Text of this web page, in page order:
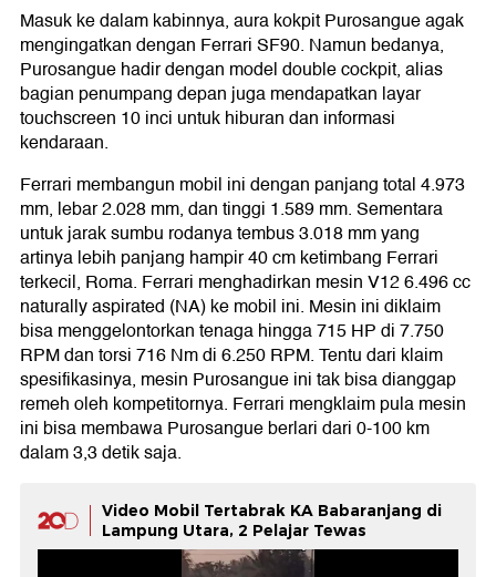
Masuk ke dalam kabinnya, aura kokpit Purosangue agak
mengingatkan dengan Ferrari SF90. Namun bedanya,
Purosangue hadir dengan model double cockpit, alias
bagian penumpang depan juga mendapatkan layar
touchscreen 10 inci untuk hiburan dan informasi
kendaraan.
Ferrari membangun mobil ini dengan panjang total 4.973
mm, lebar 2.028 mm, dan tinggi 1.589 mm. Sementara
untuk jarak sumbu rodanya tembus 3.018 mm yang
artinya lebih panjang hampir 40 cm ketimbang Ferrari
terkecil, Roma. Ferrari menghadirkan mesin V12 6.496 cc
naturally aspirated (NA) ke mobil ini. Mesin ini diklaim
bisa menggelontorkan tenaga hingga 715 HP di 7.750
RPM dan torsi 716 Nm di 6.250 RPM. Tentu dari klaim
spesifikasinya, mesin Purosangue ini tak bisa dianggap
remeh oleh kompetitornya. Ferrari mengklaim pula mesin
ini bisa membawa Purosangue berlari dari 0-100 km
dalam 3,3 detik saja.
Video Mobil Tertabrak KA Babaranjang di
Lampung Utara, 2 Pelajar Tewas